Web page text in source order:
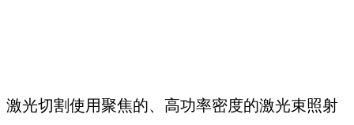
激光切割使用聚焦的、高功率密度的激光束照射